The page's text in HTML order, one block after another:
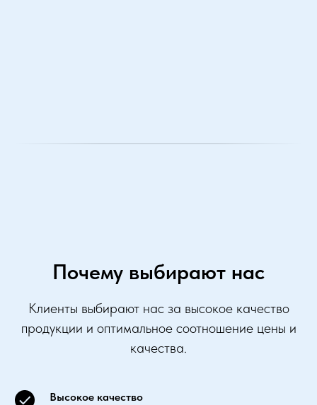
Почему выбирают нас
Клиенты выбирают нас за высокое качество
продукции и оптимальное соотношение цены и
качества.
Высокое качество